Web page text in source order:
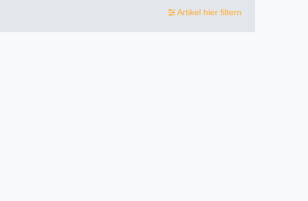
Artikel hier filtern